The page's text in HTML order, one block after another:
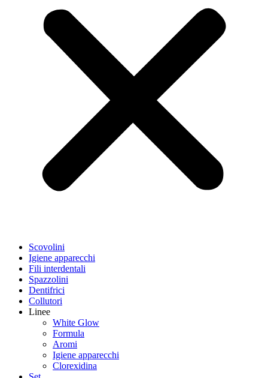
Scovolini
Igiene apparecchi
Fili interdentali
Spazzolini
Dentifrici
Collutori
Linee
White Glow
Formula
Aromi
Igiene apparecchi
Clorexidina